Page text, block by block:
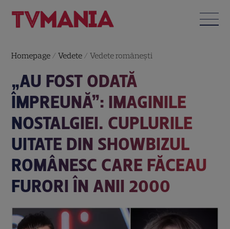
Homepage /Vedete /Vedete româneşti
„AU FOST ODATĂ
ÎMPREUNĂ”: IMAGINILE
NOSTALGIEI. CUPLURILE
UITATE DIN SHOWBIZUL
ROMÂNESC CARE FĂCEAU
FURORI ÎN ANII 2000